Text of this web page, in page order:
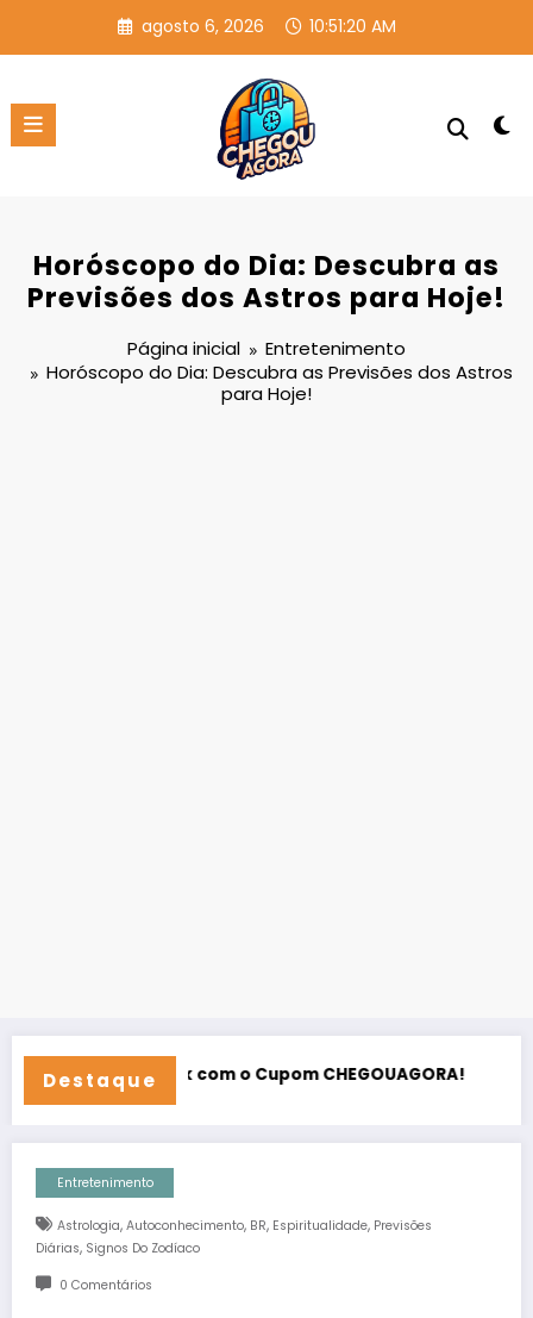
o
agosto 6, 2026 10:51:21 AM
Horóscopo do Dia: Descubra as
Previsões dos Astros para Hoje!
Página inicial
Entretenimento
Horóscopo do Dia: Descubra as Previsões dos Astros
para Hoje!
Destaque Como Escolher a Melhor Ração para
Entretenimento
Astrologia, Autoconhecimento, BR, Espiritualidade, Previsões
Diárias, Signos Do Zodíaco
0 Comentários